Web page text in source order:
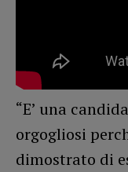
“E’ una
orgogliosi
dimostrato di